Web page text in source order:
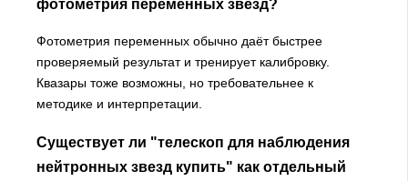
фотометрия переменных звёзд?
Фотометрия переменных обычно даёт быстрее
проверяемый результат и тренирует калибровку.
Квазары тоже возможны, но требовательнее к
методике и интерпретации.
Существует ли "телескоп для наблюдения
нейтронных звезд купить" как отдельный